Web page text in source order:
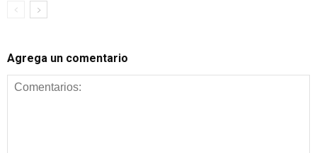
Agrega un comentario